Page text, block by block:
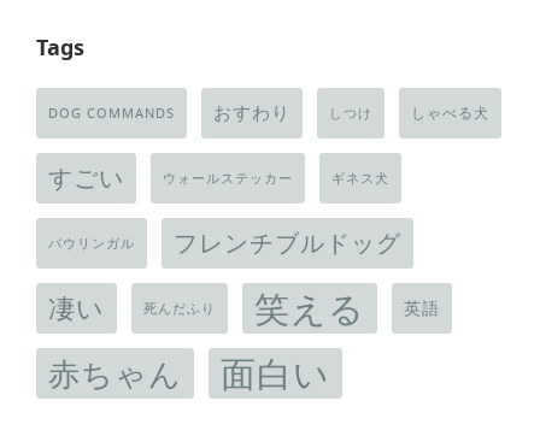
Tags
DOG COMMANDS おすわり しつけ しゃべる犬
すごい ウォールステッカー ギネス犬
バウリンガル フレンチブルドッグ
凄い 死んだふり 笑える 英語
赤ちゃん 面白い